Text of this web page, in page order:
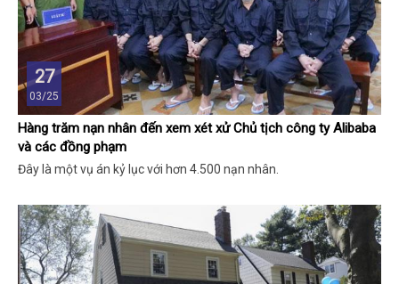
27
03/25
Hàng trăm nạn nhân đến xem xét xử Chủ tịch công ty Alibaba
và các đồng phạm
Đây là một vụ án kỷ lục với hơn 4.500 nạn nhân.